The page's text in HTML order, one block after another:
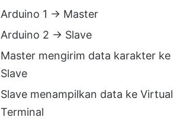
Arduino 1 → Master
Arduino 2 → Slave
Master mengirim data karakter ke
Slave
Slave menampilkan data ke Virtual
Terminal